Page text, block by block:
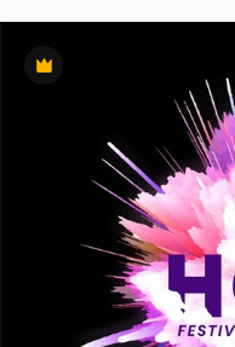
Premium